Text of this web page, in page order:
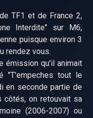
TF1 et de France 2,
Interdite" sur M6,
puisque environ 3
rendez vous.
émission qu'il animait
"T'empeches tout le
en seconde partie de
on retouvait sa
(2006-2007) ou